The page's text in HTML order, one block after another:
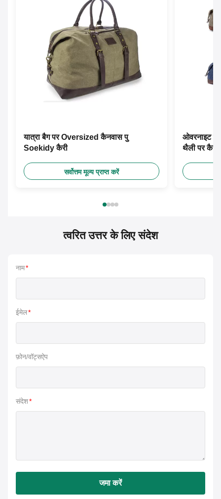
यात्रा बैग पर Oversized कैनवास पु
Soekidy कैरी
सर्वोत्तम मूल्य प्राप्त करें
ओवरनाइट
थैली पर कैरी
त्वरित उत्तर के लिए संदेश
नाम*
ईमेल*
फ़ोन/वॉट्सऐप
संदेश*
जमा करें